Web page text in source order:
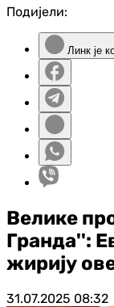
Подијели:
Линк је
Велике
Гранда'':
жирију
31.07.2025 08:32